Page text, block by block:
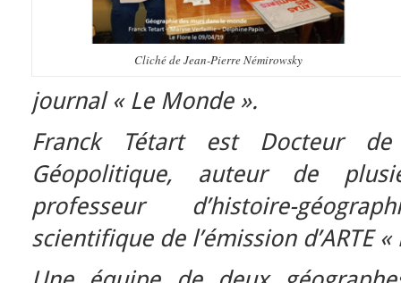
Cliché de Jean-Pierre Némirowsky
journal « Le Monde ».
Franck Tétart est Docteur
Géopolitique, auteur de
professeur d’histoire-
scientifique de l’émission d’ARTE